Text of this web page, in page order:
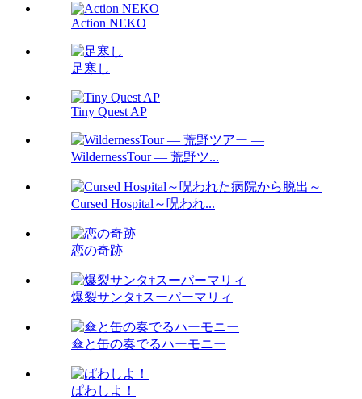
Action NEKO
足寒し
Tiny Quest AP
WildernessTour ― 荒野ツ...
Cursed Hospital～呪われ...
恋の奇跡
爆裂サンタ†スーパーマリィ
傘と缶の奏でるハーモニー
ぱわしよ！